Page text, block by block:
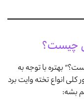
چیست؟
بهتره با توجه به
انواع تخته وایت برد
بشه: